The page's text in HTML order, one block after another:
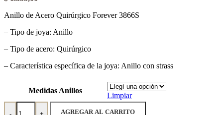
Anillo de Acero Quirúrgico Forever 3866S
– Tipo de joya: Anillo
– Tipo de acero: Quirúrgico
– Característica específica de la joya: Anillo con strass
Medidas Anillos
Limpiar
Anillo de Acero Quirúrgico Forever 3866S cantidad
AGREGAR AL CARRITO